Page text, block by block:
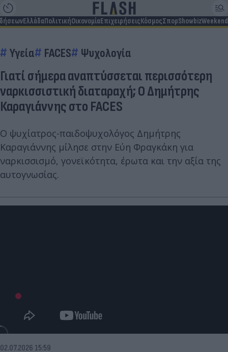
ΕλλάδαΠολιτικήΟικονομίαΕπιχειρήσειςΚόσμοςΣπορShowbizWeekend
Υγεία FACES Ψυχολογία
Γιατί σήμερα αναπτύσσεται περισσότερη
ναρκισσιστική διαταραχή; Ο Δημήτρης
Καραγιάννης στο FACES
Ο ψυχίατρος-παιδοψυχολόγος Δημήτρης
Καραγιάννης μίλησε στην Εύη Φραγκάκη για
ναρκισσισμό, γονεϊκότητα, έρωτα και την αξία της
αυτογνωσίας.
02.07.2026 15:59